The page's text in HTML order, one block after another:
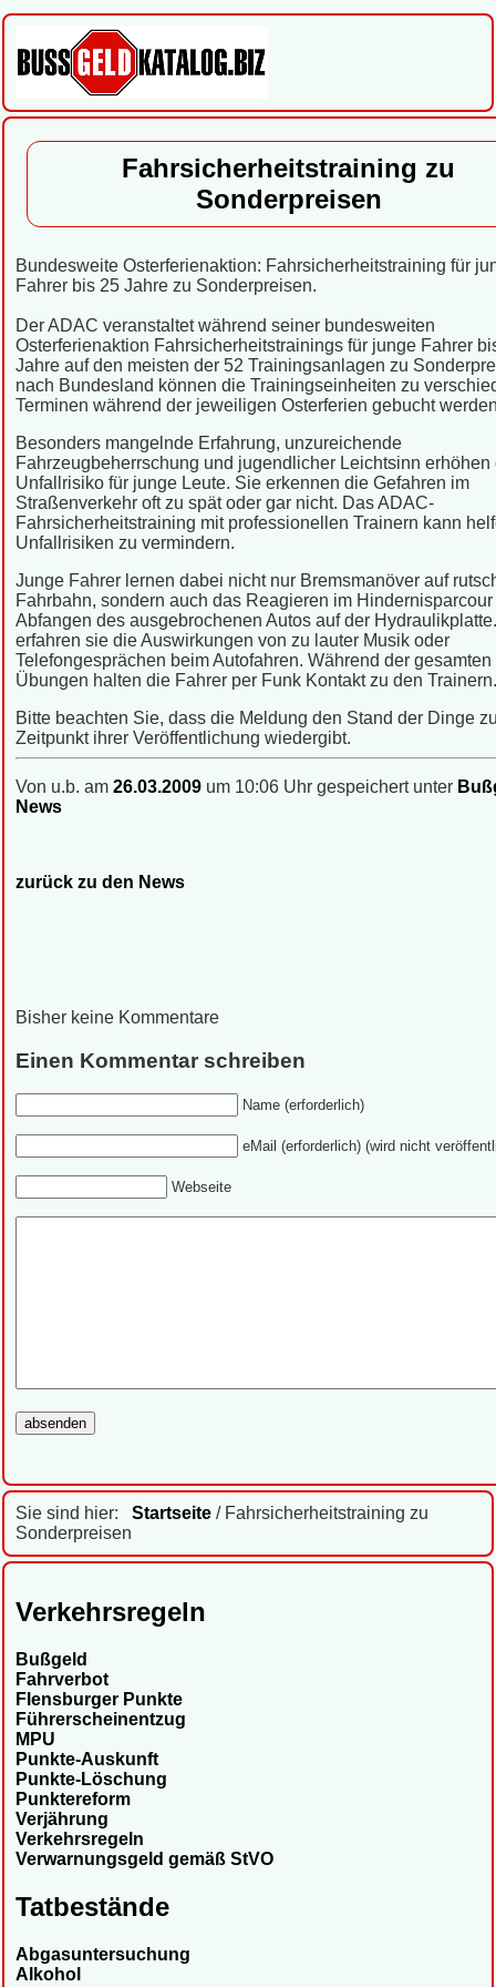
Sie sind hier: Startseite / Fahrsicherheitstraining zu
Sonderpreisen
Verkehrsregeln
Bußgeld
Fahrverbot
Flensburger Punkte
Führerscheinentzug
MPU
Punkte-Auskunft
Punkte-Löschung
Punktereform
Verjährung
Verkehrsregeln
Verwarnungsgeld gemäß StVO
Tatbestände
Abgasuntersuchung
Alkohol
Fahrsicherheitstraining zu
Sonderpreisen
Bundesweite Osterferienaktion: Fahrsicherheitstraining für
Fahrer bis 25 Jahre zu Sonderpreisen.
Der ADAC veranstaltet während seiner bundesweiten
Osterferienaktion Fahrsicherheitstrainings für junge Fahrer
Jahre auf den meisten der 52 Trainingsanlagen zu
nach Bundesland können die Trainingseinheiten zu
Terminen während der jeweiligen Osterferien gebucht
Besonders mangelnde Erfahrung, unzureichende
Fahrzeugbeherrschung und jugendlicher Leichtsinn erhöhen
Unfallrisiko für junge Leute. Sie erkennen die Gefahren im
Straßenverkehr oft zu spät oder gar nicht. Das ADAC-
Fahrsicherheitstraining mit professionellen Trainern kann
Unfallrisiken zu vermindern.
Junge Fahrer lernen dabei nicht nur Bremsmanöver auf
Fahrbahn, sondern auch das Reagieren im
Abfangen des ausgebrochenen Autos auf der
erfahren sie die Auswirkungen von zu lauter Musik oder
Telefongesprächen beim Autofahren. Während der gesamten
Übungen halten die Fahrer per Funk Kontakt zu den Trainern.
Bitte beachten Sie, dass die Meldung den Stand der Dinge
Zeitpunkt ihrer Veröffentlichung wiedergibt.
Von u.b. am 26.03.2009 um 10:06 Uhr gespeichert unter
News
zurück zu den News
Bisher keine Kommentare
Einen Kommentar schreiben
Name (erforderlich)
eMail (erforderlich) (wird nicht
Webseite